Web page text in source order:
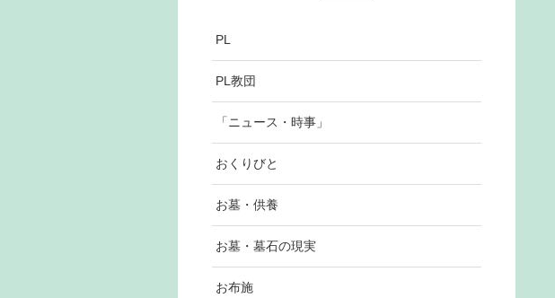
PL
PL教団
「ニュース・時事」
おくりびと
お墓・供養
お墓・墓石の現実
お布施